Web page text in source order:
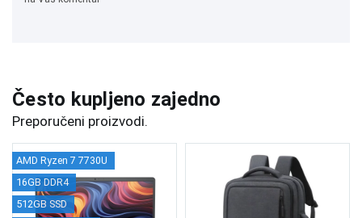
Često kupljeno zajedno
Preporučeni proizvodi.
AMD Ryzen 7 7730U
16GB DDR4
512GB SSD